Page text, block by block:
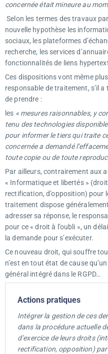
concernée était mineure au
Selon les termes des travaux
nouvelle hypothèse les
sociaux, les plateformes
recherche, les services
fonctionnalités de liens
Ces dispositions vont même
responsable de traitement, s’il
de prendre :
les « mesures raisonnables, y
tenu des technologies
pour informer le tiers qui traite
concernée a demandé
toute copie ou de toute
Par ailleurs, contrairement aux
« Informatique et libertés »
rectification, d’opposition) pour
traitement dispose
adresser sa réponse, le
pour ce « droit à l’oubli », un
la demande pour s’exécuter.
Ce nouveau droit, qui souffre
n’est en tout état de cause
général intégré dans le RGPD…
Actions pratiques
Intégrer la gestion de ces
dans la procédure actuelle
d’exercice de leurs droits
rectification, opposition) par